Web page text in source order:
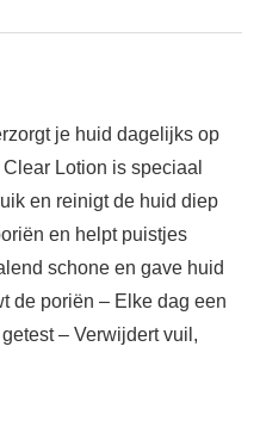
je huid dagelijks op
Lotion is speciaal
en reinigt de huid diep
en helpt puistjes
schone en gave huid
de poriën – Elke dag een
– Verwijdert vuil,